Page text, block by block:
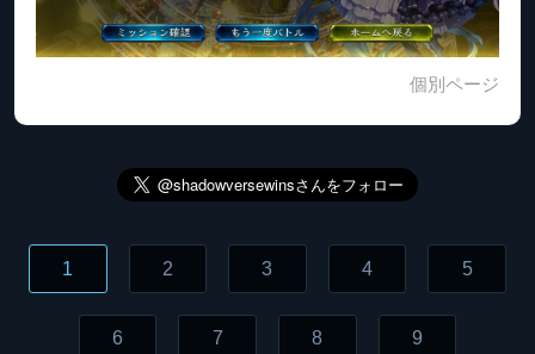
個別ページ
1 2 3 4 5
6 7 8 9